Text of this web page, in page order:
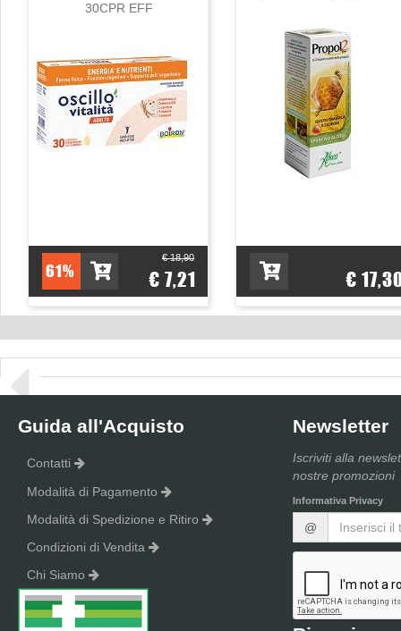
30CPR EFF
61%
€ 18,90
€ 7,21 €
Guida all'Acquisto
Contatti
Modalità di Pagamento
Modalità di Spedizione e Ritiro
Condizioni di Vendita
Chi Siamo
Newsletter
Iscriviti alla
nostre promozioni
Informativa Privacy
@